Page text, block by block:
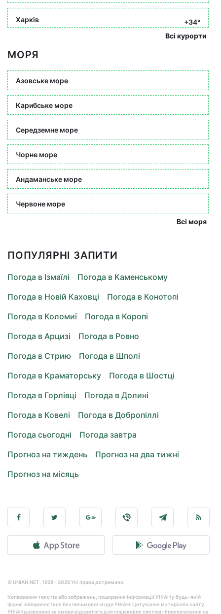
Харків
+34°
Всі курорти
МОРЯ
Азовське море
Карибське море
Середземне море
Чорне море
Андаманське море
Червоне море
Всі моря
ПОПУЛЯРНІ ЗАПИТИ
Погода в Ізмаїлі
Погода в Каменському
Погода в Новій Каховці
Погода в Конотопі
Погода в Коломиї
Погода в Коропі
Погода в Арцизі
Погода в Ровно
Погода в Стрию
Погода в Шполі
Погода в Краматорську
Погода в Шостці
Погода в Горлівці
Погода в Долині
Погода в Ковелі
Погода в Добропіллі
Погода сьогодні
Погода завтра
Прогноз на тиждень
Прогноз на два тижні
Прогноз на місяць
© UNIAN.NET, 1998 - 2026 Усі права дотримано.
Копіювання текстів або зображень, поширення інформації УНІАН у будь-якій
формі забороняється без письмової згоди УНІАН. Цитування матеріалів сайту
УНІАН дозволено за умови відкритого для пошукових систем гіперпосилання на